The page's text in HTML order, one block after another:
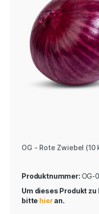
OG - Rote Zwiebel (10
Produktnummer: OG-
Um dieses Produkt
bitte hieran.